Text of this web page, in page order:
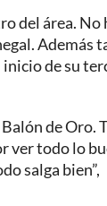
del área. No
Además
inicio de su
de Oro.
ver todo lo
salga bien”,